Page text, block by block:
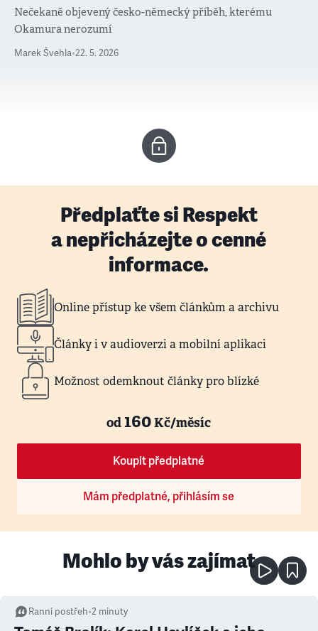
Nečekaně objevený česko-německý příběh, kterému
Okamura nerozumí
Marek Švehla•22. 5. 2026
Předplaťte si Respekt
a nepřicházejte o cenné
informace.
Online přístup ke všem článkům a archivu
Články i v audioverzi a mobilní aplikaci
Možnost odemknout články pro blízké
od160Kč/měsíc
Koupit předplatné
Mám předplatné, přihlásím se
Mohlo by vás zajímat
Ranní postřeh•2 minuty